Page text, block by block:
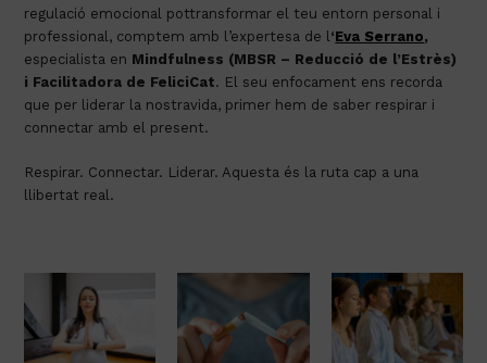
regulació emocional pottransformar elteu entorn personal i
professional , comptem amb l’expertesa de l ‘Eva Serrano,
especialista en Mindfulness (MBSR – Reducció de l’Estrès)
i Facilitadora de FeliciCat. El seu enfocament ens recorda
que per liderar la nostravida, primer hem de saber respirar i
connectar amb el present.
Respirar. Connectar. Liderar. Aquesta és la ruta cap a una
llibertat real.